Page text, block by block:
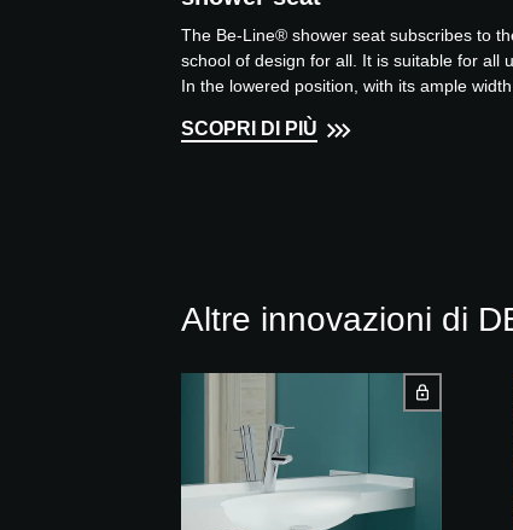
The Be-Line® shower seat subscribes to
school of design for all. It is suitable for all
In the lowered position, with its ample width
SCOPRI DI PIÙ
Altre innovazioni di